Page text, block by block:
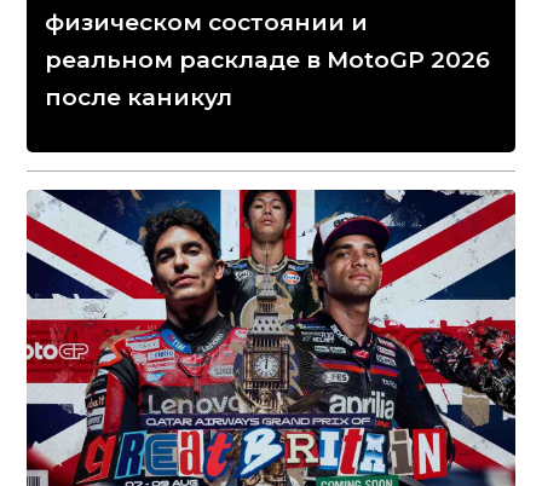
физическом состоянии и
реальном раскладе в MotoGP 2026
после каникул